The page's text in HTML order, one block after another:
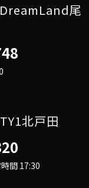
尾
北戸田
間 17:30